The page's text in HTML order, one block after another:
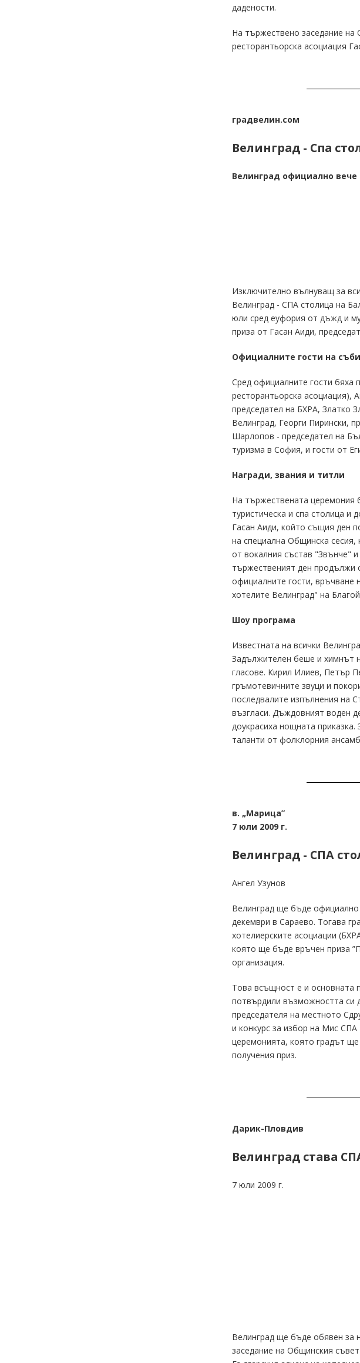
дадености.
На тържествено заседание
ресторантьорска асоциация
градвелин.сом
Велинград - Спа
Велинград официално вече
Изключително вълнуващ за
Велинград - СПА столица на
юли сред еуфория от дъжд и
приза от Гасан Аиди,
Официалните гости на
Сред официалните гости бяха
ресторантьорска асоциация),
председател на БХРА, Златко
Велинград, Георги Пирински,
Шарлопов - председател на
туризма в София, и гости от
Награди, звания и титли
На тържествената церемония
туристическа и спа столица и
Гасан Аиди, който същия ден
на специална Общинска
от вокалния състав "Звънче"
тържественият ден продължи
официалните гости, връчване
хотелите Велинград" на
Шоу програма
Известната на всички
Задължителен беше и химнът
гласове. Кирил Илиев, Петър
гръмотевичните звуци и
последвалите изпълнения на
възгласи. Дъждовният воден
доукрасиха нощната
таланти от фолклорния
в. „Марица”
7 юли 2009 г.
Велинград - СПА
Ангел Узунов
Велинград ще бъде официално
декември в Сараево. Тогава
хотелиерските асоциации
която ще бъде връчен приза
организация.
Това всъщност е и основната
потвърдили възможността си
председателя на местното
и конкурс за избор на Мис
церемонията, която градът
получения приз.
Дарик-Пловдив
Велинград става
7 юли 2009 г.
Велинград ще бъде обявен за
заседание на Общинския